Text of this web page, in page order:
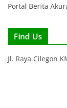
Portal Berita
Find Us
Jl. Raya Cilegon